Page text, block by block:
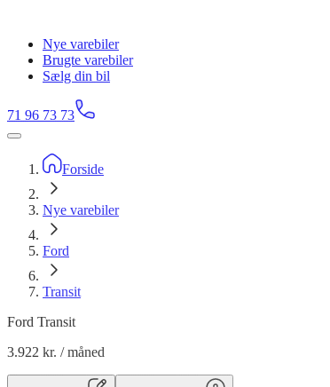
Nye varebiler
Brugte varebiler
Sælg din bil
71 96 73 73
Forside
Nye varebiler
Ford
Transit
Ford Transit
3.922 kr. / måned